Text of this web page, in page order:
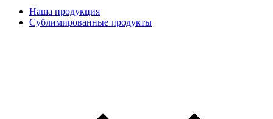
Наша продукция
Сублимированные продукты